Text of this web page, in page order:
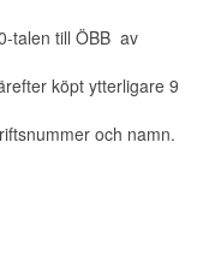
talen till ÖBB av
köpt ytterligare 9
och namn.